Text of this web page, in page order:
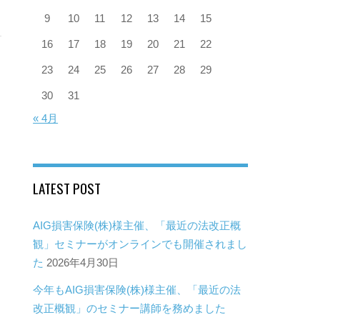
9 10 11 12 13 14 15
16 17 18 19 20 21 22
23 24 25 26 27 28 29
30
31
« 4月
LATEST POST
AIG損害保険(株)様主催、「最近の法改正概
観」セミナーがオンラインでも開催されまし
た 2026年4月30日
今年もAIG損害保険(株)様主催、「最近の法
改正概観」のセミナー講師を務めました